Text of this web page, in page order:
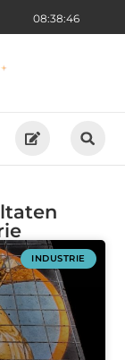
08:38:46
INDUSTRIE